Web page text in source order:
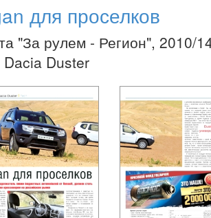
для проселков
"За рулем - Регион", 2010/
Dacia Duster